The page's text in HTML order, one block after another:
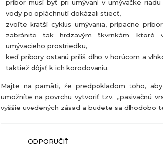
príbor musí byť pri umývaní v umývačke
vody po opláchnutí dokázali stiecť,
zvoľte kratší cyklus umývania, prípadne
zabránite tak hrdzavým škvrnkám, ktoré
umývacieho prostriedku,
keď príbory ostanú príliš dlho v horúcom a
taktiež dôjsť k ich korodovaniu.
Majte na pamäti, že predpokladom toho,
umožníte na povrchu vytvoriť tzv. „pasivačnú
vyššie uvedených zásad a budete sa dlhodobo
ODPORUČIŤ